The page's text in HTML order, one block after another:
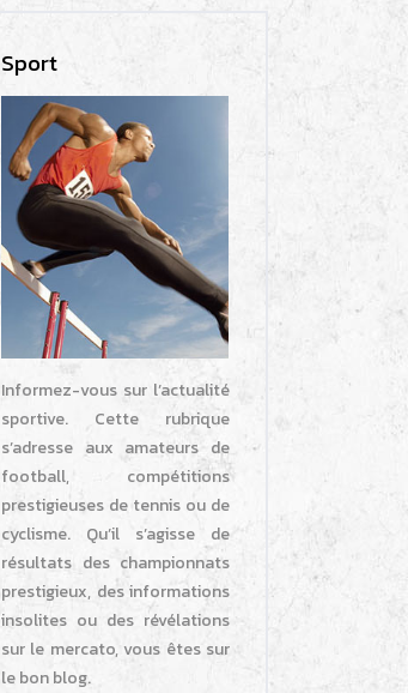
Sport
Informez-vous sur l’actualité
sportive. Cette rubrique
s’adresse aux amateurs de
football, compétitions
prestigieuses de tennis ou de
cyclisme. Qu’il s’agisse de
résultats des championnats
prestigieux, des informations
insolites ou des révélations
sur le mercato, vous êtes sur
le bon blog.